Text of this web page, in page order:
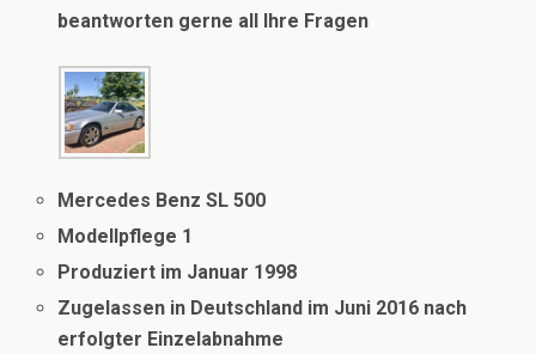
beantworten gerne all Ihre Fragen
Mercedes Benz SL 500
Modellpflege 1
Produziert im Januar 1998
Zugelassen in Deutschland im Juni 2016 nach
erfolgter Einzelabnahme